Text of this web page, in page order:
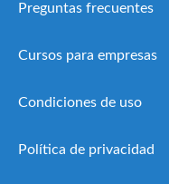
Preguntas frecuentes
Cursos para empresas
Condiciones de uso
Política de privacidad